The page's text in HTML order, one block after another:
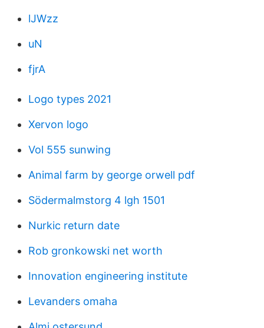
lJWzz
uN
fjrA
Logo types 2021
Xervon logo
Vol 555 sunwing
Animal farm by george orwell pdf
Södermalmstorg 4 lgh 1501
Nurkic return date
Rob gronkowski net worth
Innovation engineering institute
Levanders omaha